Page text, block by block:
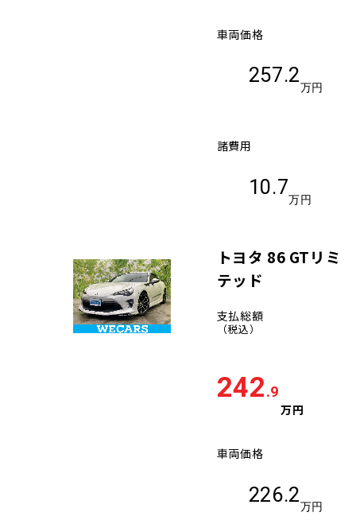
車両価格
257.2
万円
諸費用
10.7
万円
トヨタ 86 GTリミ
テッド
支払総額
（税込）
242.9
万円
車両価格
226.2
万円